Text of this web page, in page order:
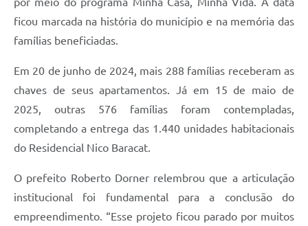
ficou marcada na história do município e na memória das
famílias beneficiadas.
Em 20 de junho de 2024, mais 288 famílias receberam as
chaves de seus apartamentos. Já em 15 de maio de
2025, outras 576 famílias foram contempladas,
completando a entrega das 1.440 unidades habitacionais
do Residencial Nico Baracat.
O prefeito Roberto Dorner relembrou que a articulação
institucional foi fundamental para a conclusão do
empreendimento. “Esse projeto ficou parado por muitos